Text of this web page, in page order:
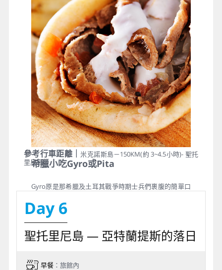
在雪白的屋宇，露天咖啡座以及點綴在陡峭山坡上的小
商店組成了聖托里尼的印象。
希臘小吃Gyro或Pita
Gyro原是那希臘及土耳其戰爭時期士兵們裹腹的簡單口
各式各樣的KEBAB，香脆的薯條，在加上濃濃的ZAZUKI
醬，灑一點特殊的香料，一卷卷的好滋味，便讓你讚不
絶口！
參考行車距離｜米克諾斯島－150KM(約 3~4.5小時)- 聖托
里尼島
Day 6
聖托里尼島 — 亞特蘭提斯的落日
早餐：旅館內